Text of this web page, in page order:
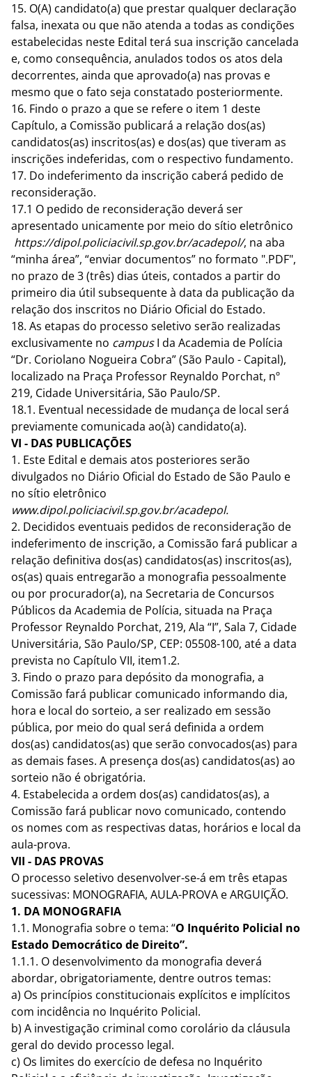
15. O(A) candidato(a) que prestar qualquer declaração
falsa, inexata ou que não atenda a todas as condições
estabelecidas neste Edital terá sua inscrição cancelada
e, como consequência, anulados todos os atos dela
decorrentes, ainda que aprovado(a) nas provas e
mesmo que o fato seja constatado posteriormente.
16. Findo o prazo a que se refere o item 1 deste
Capítulo, a Comissão publicará a relação dos(as)
candidatos(as) inscritos(as) e dos(as) que tiveram as
inscrições indeferidas, com o respectivo fundamento.
17. Do indeferimento da inscrição caberá pedido de
reconsideração.
17.1 O pedido de reconsideração deverá ser
apresentado unicamente por meio do sítio eletrônico
https://dipol.policiacivil.sp.gov.br/acadepol/, na aba
“minha área”, “enviar documentos” no formato ".PDF",
no prazo de 3 (três) dias úteis, contados a partir do
primeiro dia útil subsequente à data da publicação da
relação dos inscritos no Diário Oficial do Estado.
18. As etapas do processo seletivo serão realizadas
exclusivamente no campusI da Academia de Polícia
“Dr. Coriolano Nogueira Cobra” (São Paulo - Capital),
localizado na Praça Professor Reynaldo Porchat, nº
219, Cidade Universitária, São Paulo/SP.
18.1. Eventual necessidade de mudança de local será
previamente comunicada ao(à) candidato(a).
VI - DAS PUBLICAÇÕES
1. Este Edital e demais atos posteriores serão
divulgados no Diário Oficial do Estado de São Paulo e
no sítio eletrônico
www.dipol.policiacivil.sp.gov.br/acadepol.
2. Decididos eventuais pedidos de reconsideração de
indeferimento de inscrição, a Comissão fará publicar a
relação definitiva dos(as) candidatos(as) inscritos(as),
os(as) quais entregarão a monografia pessoalmente
ou por procurador(a), na Secretaria de Concursos
Públicos da Academia de Polícia, situada na Praça
Professor Reynaldo Porchat, 219, Ala “I”, Sala 7, Cidade
Universitária, São Paulo/SP, CEP: 05508-100, até a data
prevista no Capítulo VII, item1.2.
3. Findo o prazo para depósito da monografia, a
Comissão fará publicar comunicado informando dia,
hora e local do sorteio, a ser realizado em sessão
pública, por meio do qual será definida a ordem
dos(as) candidatos(as) que serão convocados(as) para
as demais fases. A presença dos(as) candidatos(as) ao
sorteio não é obrigatória.
4. Estabelecida a ordem dos(as) candidatos(as), a
Comissão fará publicar novo comunicado, contendo
os nomes com as respectivas datas, horários e local da
aula-prova.
VII - DAS PROVAS
O processo seletivo desenvolver-se-á em três etapas
sucessivas: MONOGRAFIA, AULA-PROVA e ARGUIÇÃO.
1. DA MONOGRAFIA
1.1. Monografia sobre o tema: “O Inquérito Policial no
Estado Democrático de Direito”.
1.1.1. O desenvolvimento da monografia deverá
abordar, obrigatoriamente, dentre outros temas:
a) Os princípios constitucionais explícitos e implícitos
com incidência no Inquérito Policial.
b) A investigação criminal como corolário da cláusula
geral do devido processo legal.
c) Os limites do exercício de defesa no Inquérito